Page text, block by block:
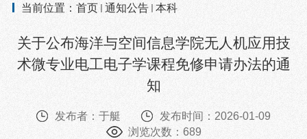
当前位置： 首页 通知公告 本科
关于公布海洋与空间信息学院无人机应用技
术微专业电工电子学课程免修申请办法的通
知
发布者：于艇
发布时间：2026-01-09
浏览次数： 689